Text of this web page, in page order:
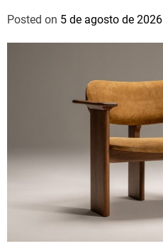
Posted on 5 de agosto de 2026